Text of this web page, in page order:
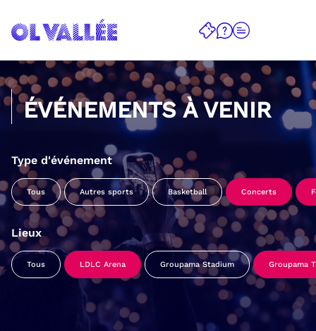
ÉVÉNEMENTS À VENIR
Type d'événement
Tous Autres sports Basketball Concerts
Lieux
Tous LDLC Arena Groupama Stadium Groupama